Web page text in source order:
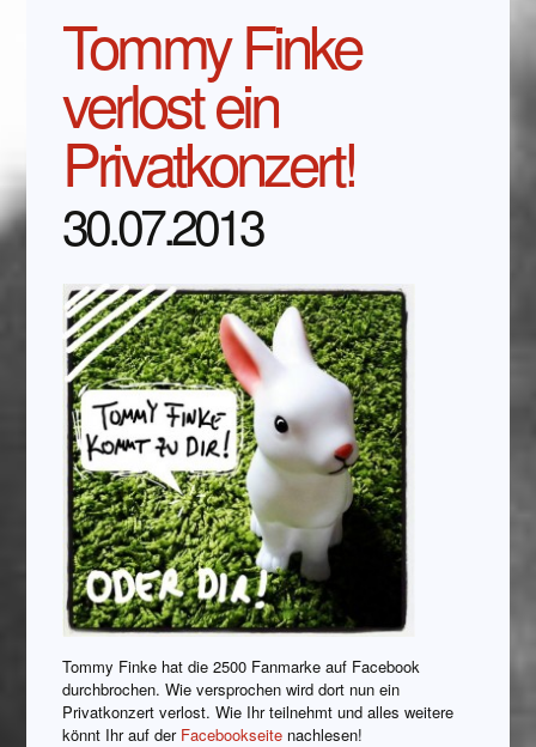
Tommy Finke
verlost ein
Privatkonzert!
30.07.2013
Tommy Finke hat die 2500 Fanmarke auf Facebook
durchbrochen. Wie versprochen wird dort nun ein
Privatkonzert verlost. Wie Ihr teilnehmt und alles weitere
könnt Ihr auf der Facebookseite nachlesen!